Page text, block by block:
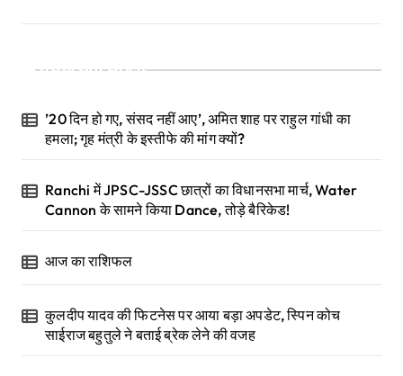
Recent Posts
’20 दिन हो गए, संसद नहीं आए’, अमित शाह पर राहुल गांधी का
हमला; गृह मंत्री के इस्तीफे की मांग क्यों?
Ranchi में JPSC-JSSC छात्रों का विधानसभा मार्च, Water
Cannon के सामने किया Dance, तोड़े बैरिकेड!
आज का राशिफल
कुलदीप यादव की फिटनेस पर आया बड़ा अपडेट, स्पिन कोच
साईराज बहुतुले ने बताई ब्रेक लेने की वजह